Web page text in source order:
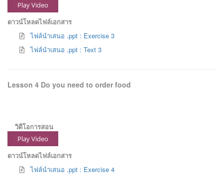
Play Video
ดาวน์โหลดไฟล์เอกสาร
ไฟล์นำเสนอ .ppt : Exercise 3
ไฟล์นำเสนอ .ppt : Text 3
Lesson 4 Do you need to order food
วิดีโอการสอน
Play Video
ดาวน์โหลดไฟล์เอกสาร
ไฟล์นำเสนอ .ppt : Exercise 4